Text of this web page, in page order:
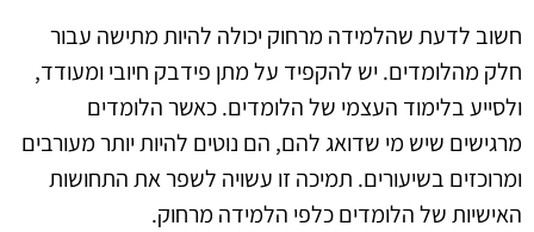
חשוב לדעת שהלמידה מרחוק יכולה להיות מתישה עבור
חלק מהלומדים. יש להקפיד על מתן פידבק חיובי ומעודד,
ולסייע בלימוד העצמי של הלומדים. כאשר הלומדים
מרגישים שיש מי שדואג להם, הם נוטים להיות יותר מעורבים
ומרוכזים בשיעורים. תמיכה זו עשויה לשפר את התחושות
האישיות של הלומדים כלפי הלמידה מרחוק.